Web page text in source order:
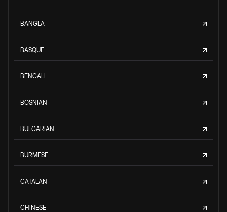
BANGLA
BASQUE
BENGALI
BOSNIAN
BULGARIAN
BURMESE
CATALAN
CHINESE